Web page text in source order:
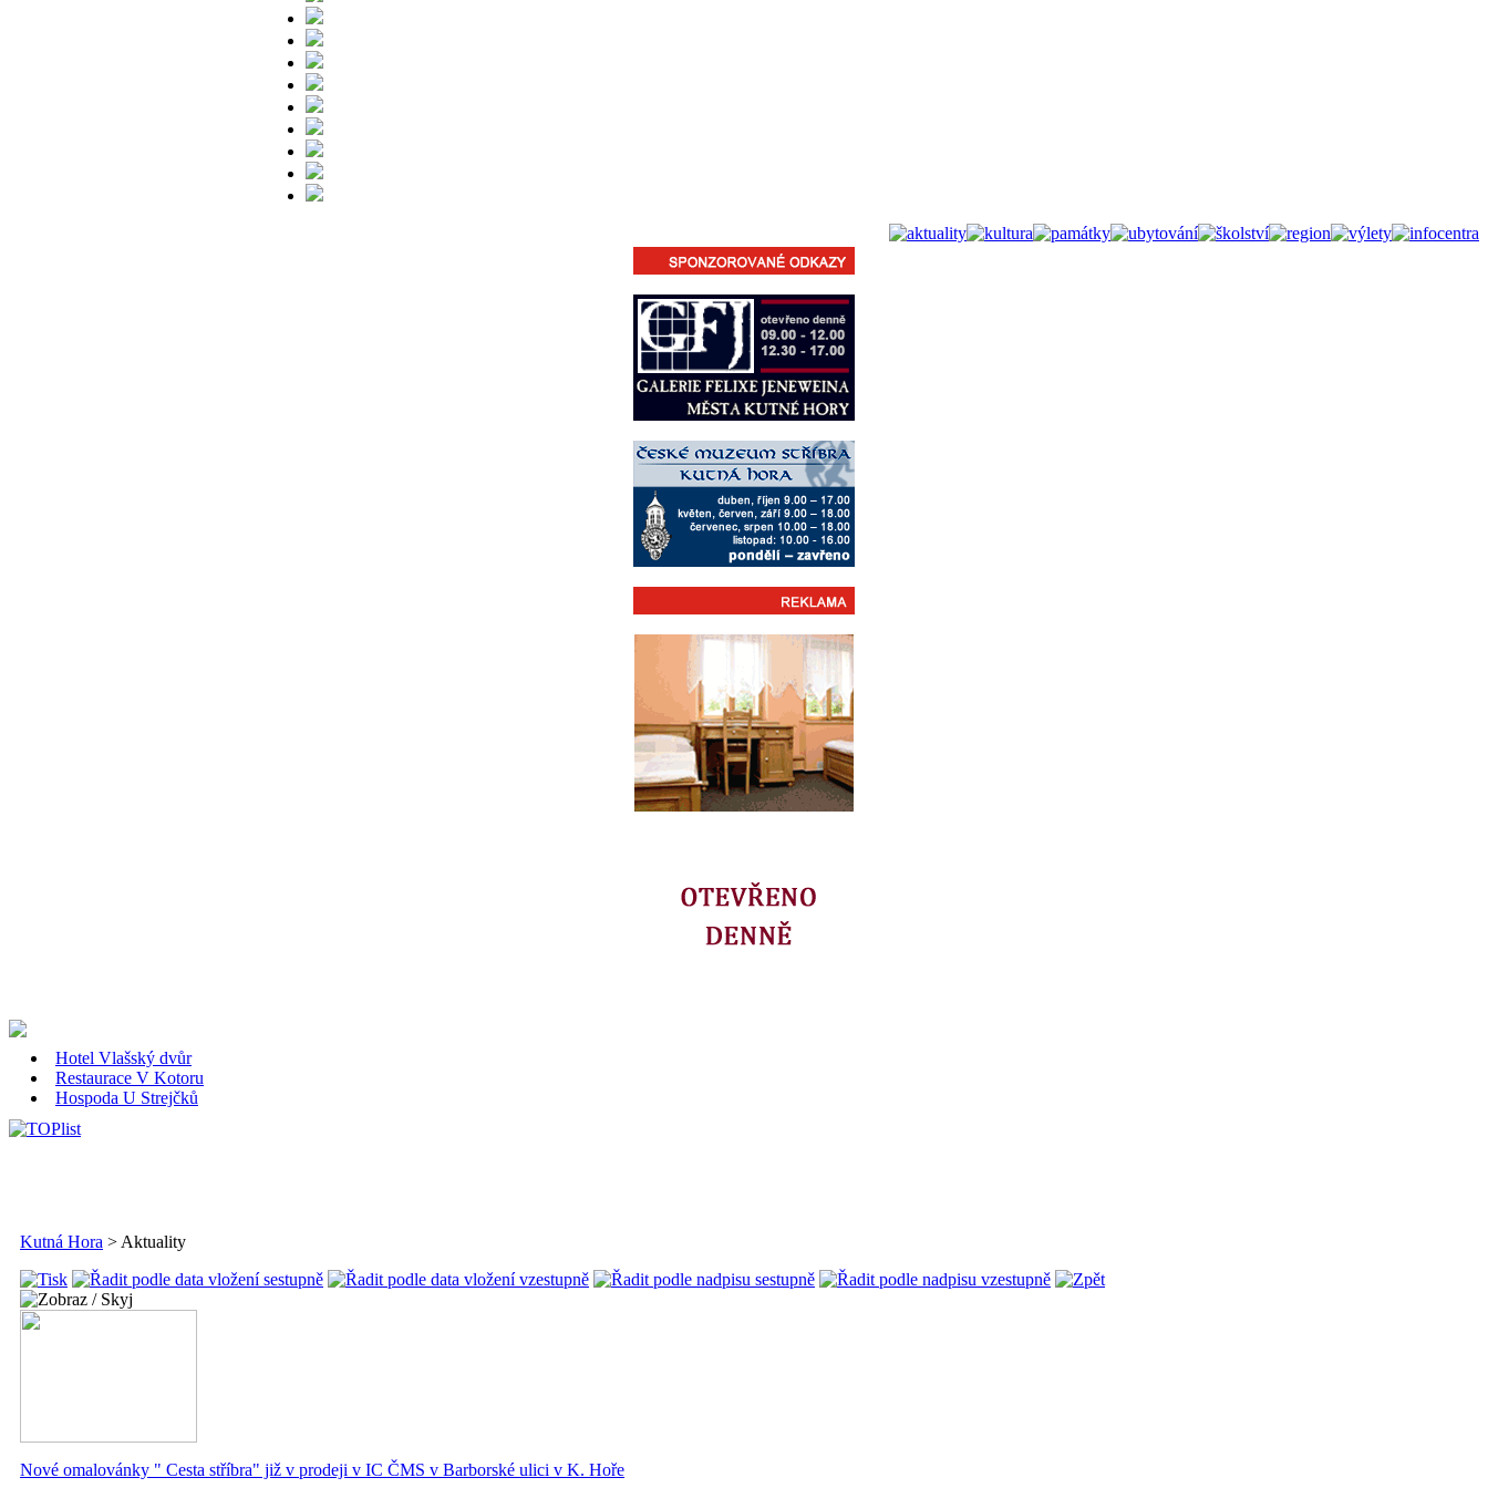
Hotel Vlašský dvůr
Restaurace V Kotoru
Hospoda U Strejčků
Kutná Hora > Aktuality
Nové omalovánky " Cesta stříbra" již v prodeji v IC ČMS v Barborské ulici v K. Hoře